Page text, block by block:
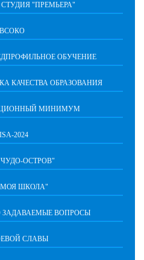
"ПРЕМЬЕРА"
ВСОКО
ОБУЧЕНИЕ
КАЧЕСТВА ОБРАЗОВАНИЯ
МИНИМУМ
2024
ОСТРОВ"
ШКОЛА"
ЗАДАВАЕМЫЕ ВОПРОСЫ
СЛАВЫ